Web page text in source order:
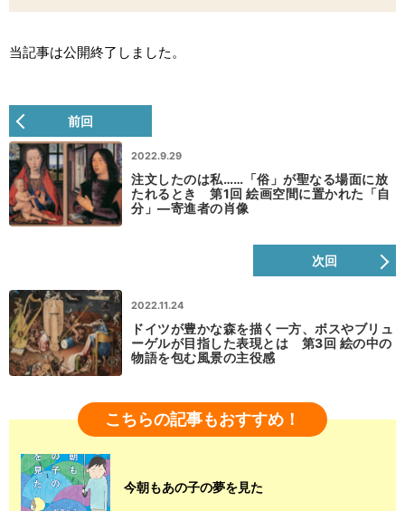
当記事は公開終了しました。
前回
2022.9.29
注文したのは私……「俗」が聖なる場面に放
たれるとき 第1回 絵画空間に置かれた「自
分」—寄進者の肖像
次回
2022.11.24
ドイツが豊かな森を描く一方、ボスやブリュ
ーゲルが目指した表現とは 第3回 絵の中の
物語を包む風景の主役感
こちらの記事もおすすめ！
今朝もあの子の夢を見た